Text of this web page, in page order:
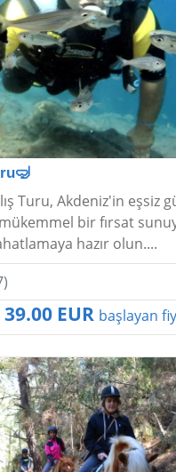
Turu, Akdeniz'in eşsiz
bir fırsat
hazır olun....
39.00 EUR başlayan